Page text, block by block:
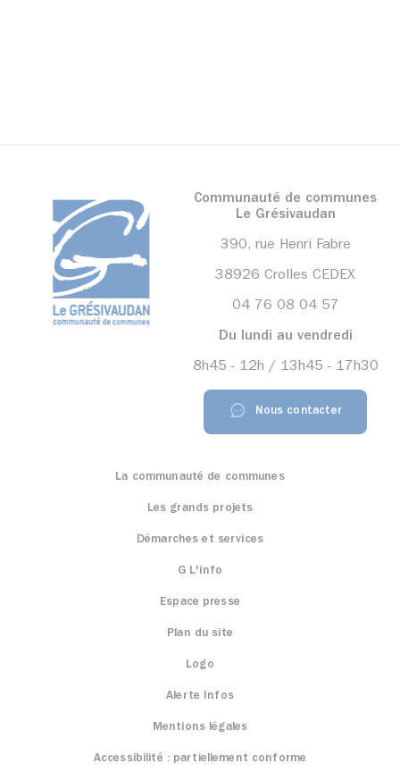
Communauté de communes
Le Grésivaudan
390, rue Henri Fabre
38926 Crolles CEDEX
04 76 08 04 57
Du lundi au vendredi
8h45 - 12h / 13h45 - 17h30
Nous contacter
La communauté de communes
Les grands projets
Démarches et services
G L'info
Espace presse
Plan du site
Logo
Alerte Infos
Mentions légales
Accessibilité : partiellement conforme